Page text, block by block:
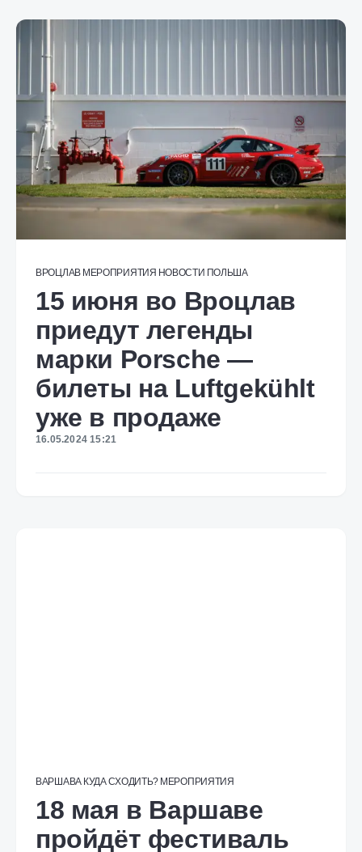
ВРОЦЛАВ МЕРОПРИЯТИЯ НОВОСТИ ПОЛЬША
15 июня во Вроцлав
приедут легенды
марки Porsche —
билеты на Luftgekühlt
уже в продаже
16.05.2024 15:21
ВАРШАВА КУДА СХОДИТЬ? МЕРОПРИЯТИЯ
18 мая в Варшаве
пройдёт фестиваль